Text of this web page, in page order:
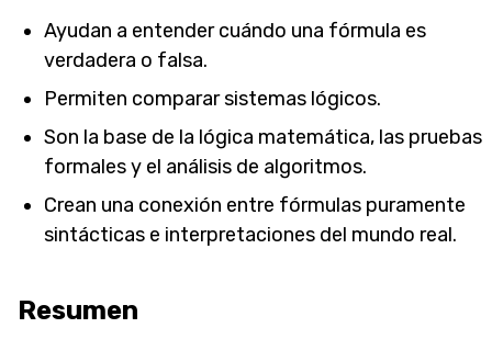
Ayudan a entender cuándo una fórmula es
verdadera o falsa.
Permiten comparar sistemas lógicos.
Son la base de la lógica matemática, las pruebas
formales y el análisis de algoritmos.
Crean una conexión entre fórmulas puramente
sintácticas e interpretaciones del mundo real.
Resumen